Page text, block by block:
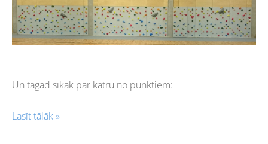
Un tagad sīkāk par katru no punktiem:
Lasīt tālāk »